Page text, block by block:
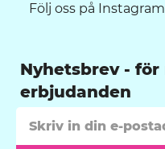
Följ oss på Instagram
Nyhetsbrev